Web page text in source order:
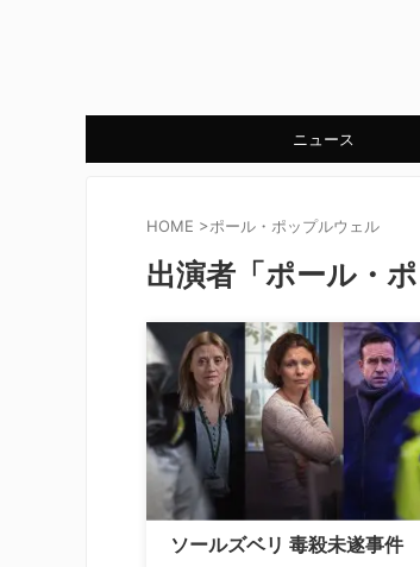
ニュース
HOME >ポール・ポップルウェル
出演者「ポール・
ソールズベリ 毒殺未遂事件